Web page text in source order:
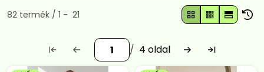
Összes termék a kategóriában
82 termék 1 21
4